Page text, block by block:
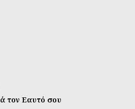
τον Εαυτό σου